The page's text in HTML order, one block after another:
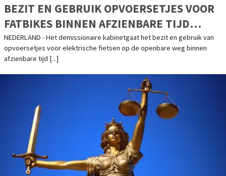
BEZIT EN GEBRUIK OPVOERSETJES VOOR
FATBIKES BINNEN AFZIENBARE TIJD
VERBODEN
NEDERLAND - Het demissionaire kabinetgaat het bezit en gebruik van
opvoersetjes voor elektrische fietsen op de openbare weg binnen
afzienbare tijd [...]